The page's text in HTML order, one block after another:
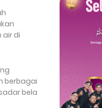
di
berbagai
bela